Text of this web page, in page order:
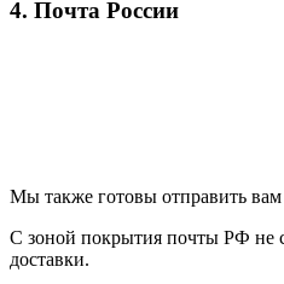
4. Почта России
Мы также готовы отправить вам
С зоной покрытия почты РФ не
доставки.